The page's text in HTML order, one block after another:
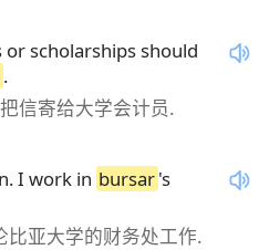
scholarships should
.
信寄给大学会计员.
I work in bursar's
比亚大学的财务处工作.